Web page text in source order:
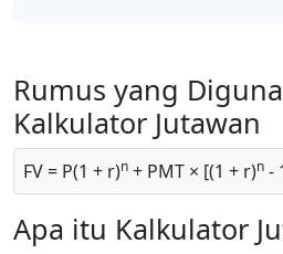
Rumus yang
Kalkulator Jutawan
FV = P(1 + r)n + PMT × [(1 + r)n -
Apa itu Kalkulator